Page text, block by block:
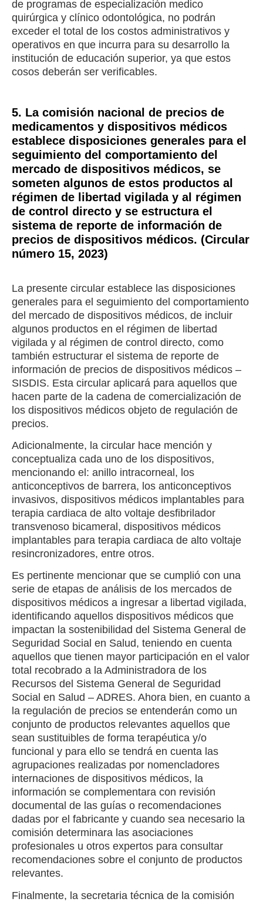
de programas de especialización medico
quirúrgica y clínico odontológica, no podrán
exceder el total de los costos administrativos y
operativos en que incurra para su desarrollo la
institución de educación superior, ya que estos
cosos deberán ser verificables.
5. La comisión nacional de precios de
medicamentos y dispositivos médicos
establece disposiciones generales para el
seguimiento del comportamiento del
mercado de dispositivos médicos, se
someten algunos de estos productos al
régimen de libertad vigilada y al régimen
de control directo y se estructura el
sistema de reporte de información de
precios de dispositivos médicos. (Circular
número 15, 2023)
La presente circular establece las disposiciones
generales para el seguimiento del comportamiento
del mercado de dispositivos médicos, de incluir
algunos productos en el régimen de libertad
vigilada y al régimen de control directo, como
también estructurar el sistema de reporte de
información de precios de dispositivos médicos –
SISDIS. Esta circular aplicará para aquellos que
hacen parte de la cadena de comercialización de
los dispositivos médicos objeto de regulación de
precios.
Adicionalmente, la circular hace mención y
conceptualiza cada uno de los dispositivos,
mencionando el: anillo intracorneal, los
anticonceptivos de barrera, los anticonceptivos
invasivos, dispositivos médicos implantables para
terapia cardiaca de alto voltaje desfibrilador
transvenoso bicameral, dispositivos médicos
implantables para terapia cardiaca de alto voltaje
resincronizadores, entre otros.
Es pertinente mencionar que se cumplió con una
serie de etapas de análisis de los mercados de
dispositivos médicos a ingresar a libertad vigilada,
identificando aquellos dispositivos médicos que
impactan la sostenibilidad del Sistema General de
Seguridad Social en Salud, teniendo en cuenta
aquellos que tienen mayor participación en el valor
total recobrado a la Administradora de los
Recursos del Sistema General de Seguridad
Social en Salud – ADRES. Ahora bien, en cuanto a
la regulación de precios se entenderán como un
conjunto de productos relevantes aquellos que
sean sustituibles de forma terapéutica y/o
funcional y para ello se tendrá en cuenta las
agrupaciones realizadas por nomencladores
internaciones de dispositivos médicos, la
información se complementara con revisión
documental de las guías o recomendaciones
dadas por el fabricante y cuando sea necesario la
comisión determinara las asociaciones
profesionales u otros expertos para consultar
recomendaciones sobre el conjunto de productos
relevantes.
Finalmente, la secretaria técnica de la comisión